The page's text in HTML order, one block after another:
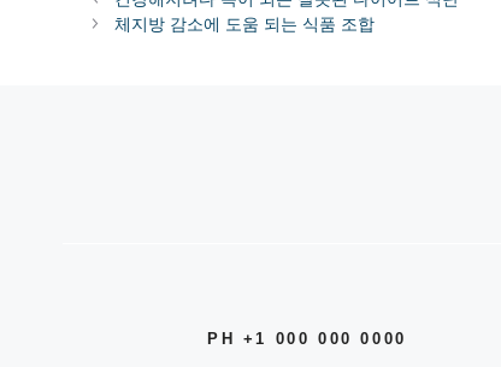
고
체지방 감소에 도움 되는 식품 조합
PH +1 000 000 0000